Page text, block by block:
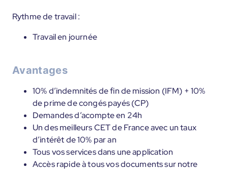
Rythme de travail :
Travail en journée
Avantages
10% d’indemnités de fin de mission (IFM) + 10%
de prime de congés payés (CP)
Demandes d’acompte en 24h
Un des meilleurs CET de France avec un taux
d’intérêt de 10% par an
Tous vos services dans une application
Accès rapide à tous vos documents sur notre